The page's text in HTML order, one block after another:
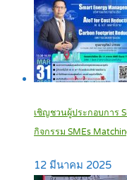
เชิญชวนผู้ประกอบการ
กิจกรรม SMEs
12 มีนาคม 2025